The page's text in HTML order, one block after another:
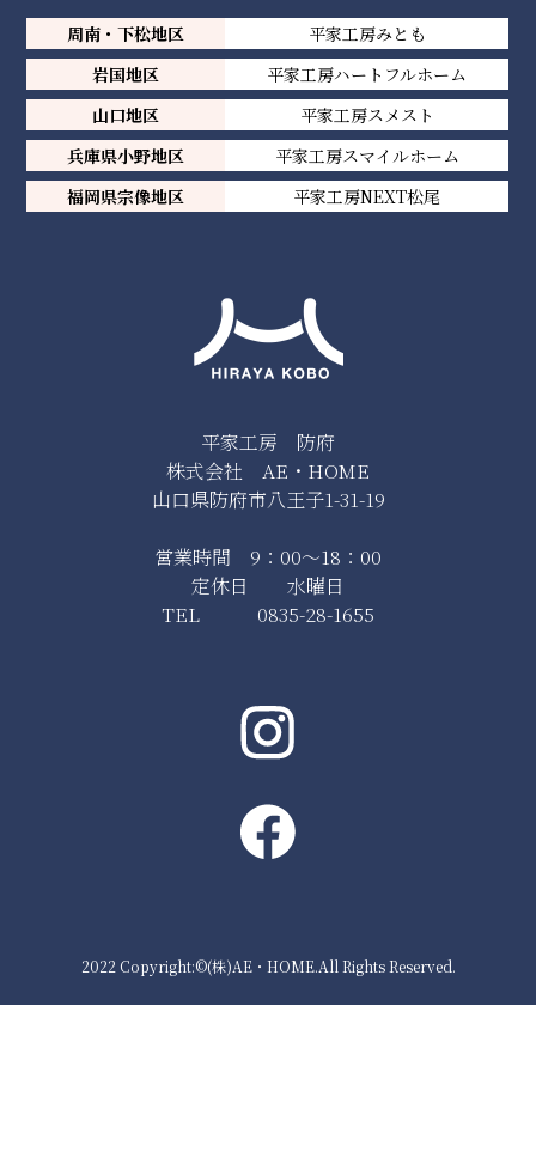
平家工房 防府
株式会社 AE・HOME
山口県防府市八王子1-31-19
営業時間 9：00～18：00
定休日 水曜日
TEL 0835-28-1655
周南・下松地区
平家工房みとも
岩国地区
平家工房ハートフルホーム
山口地区
平家工房スメスト
兵庫県小野地区
平家工房スマイルホーム
福岡県宗像地区
平家工房NEXT松尾
2022 Copyright:©(株)AE・HOME.All Rights Reserved.